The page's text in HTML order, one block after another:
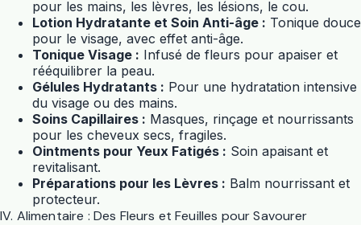
pour les mains, les lèvres, les lésions, le cou.
Lotion Hydratante et Soin Anti-âge : Tonique douce
pour le visage, avec effet anti-âge.
Tonique Visage : Infusé de fleurs pour apaiser et
rééquilibrer la peau.
Gélules Hydratants : Pour une hydratation intensive
du visage ou des mains.
Soins Capillaires : Masques, rinçage et nourrissants
pour les cheveux secs, fragiles.
Ointments pour Yeux Fatigés : Soin apaisant et
revitalisant.
Préparations pour les Lèvres : Balm nourrissant et
protecteur.
IV. Alimentaire : Des Fleurs et Feuilles pour Savourer